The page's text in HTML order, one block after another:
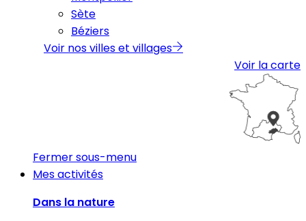
Sète
Béziers
Voir nos villes et villages
Voir la carte
Fermer sous-menu
Mes activités
Dans la nature